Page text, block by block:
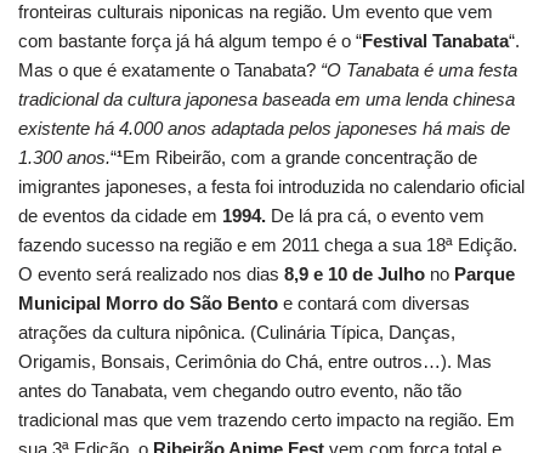
fronteiras culturais niponicas na região. Um evento que vem
com bastante força já há algum tempo é o “Festival Tanabata“.
Mas o que é exatamente o Tanabata? “O Tanabata é uma festa
tradicional da cultura japonesa baseada em uma lenda chinesa
existente há 4.000 anos adaptada pelos japoneses há mais de
1.300 anos.“¹Em Ribeirão, com a grande concentração de
imigrantes japoneses, a festa foi introduzida no calendario oficial
de eventos da cidade em 1994. De lá pra cá, o evento vem
fazendo sucesso na região e em 2011 chega a sua 18ª Edição.
O evento será realizado nos dias 8,9 e 10 de Julho no Parque
Municipal Morro do São Bento e contará com diversas
atrações da cultura nipônica. (Culinária Típica, Danças,
Origamis, Bonsais, Cerimônia do Chá, entre outros…). Mas
antes do Tanabata, vem chegando outro evento, não tão
tradicional mas que vem trazendo certo impacto na região. Em